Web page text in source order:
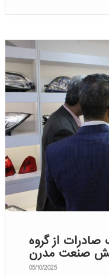
صادرات از گروه
صنعت مدرن
05/10/2025